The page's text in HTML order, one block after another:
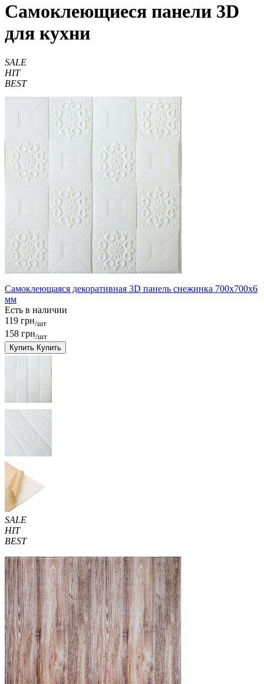
Самоклеющиеся панели 3D
для кухни
SALE
HIT
BEST
Самоклеющаяся декоративная 3D панель снежинка 700x700x6
мм
Есть в наличии
119 грн/шт
158 грн/шт
Купить Купить
SALE
HIT
BEST